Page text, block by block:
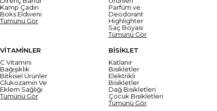
Kamp Çadırı
Boks Eldiveni
Tümünü Gör
Parfüm ve
Deodorant
Highlighter
Saç Boyası
Tümünü Gör
VİTAMİNLER
C Vitamini
Bağışıklık
Bitkisel Ürünler
Glukozamin Ve
Eklem Sağlığı
Tümünü Gör
BİSİKLET
Katlanır
Bisikletler
Elektrikli
Bisikletler
Dağ Bisikletleri
Çocuk Bisikletleri
Tümünü Gör